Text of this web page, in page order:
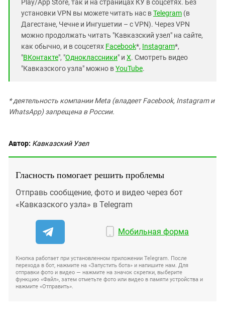
Play/App Store, так и на страницах КУ в соцсетях. Без
установки VPN вы можете читать нас вTelegram (в
Дагестане, Чечне и Ингушетии – с VPN). Через VPN
можно продолжать читать "Кавказский узел" на сайте,
как обычно, и в соцсетях Facebook*, Instagram*,
"ВКонтакте", "Одноклассники" и X. Смотреть видео
"Кавказского узла" можно вYouTube.
* деятельность компании Meta (владеет Facebook, Instagram и
WhatsApp) запрещена в России.
Автор: Кавказский Узел
Гласность помогает решить проблемы
Отправь сообщение, фото и видео через бот
«Кавказского узла» в Telegram
Мобильная форма
Кнопка работает при установленном приложении Telegram. После
перехода в бот, нажмите на «Запустить бота» и напишите нам. Для
отправки фото и видео — нажмите на значок скрепки, выберите
функцию «Файл», затем отметьте фото или видео в памяти устройства и
нажмите «Отправить».